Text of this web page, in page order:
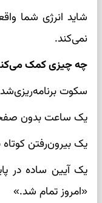
شاید انرژی شما
نمی‌کند.
چه چیزی کمک
سکوت
یک ساعت بدون
یک بیرون‌رفتن
یک آیین ساده در
«امروز تمام شد.»